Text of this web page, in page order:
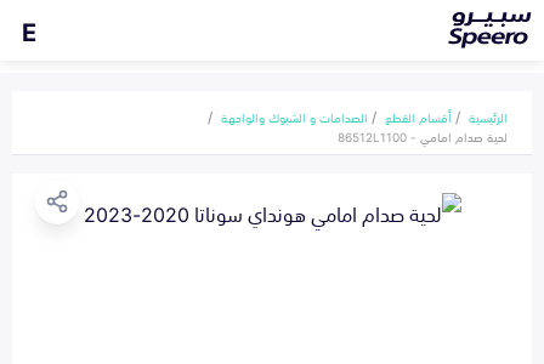
E
الرئيسية أقسام القطع
الصدامات و الشبوك والواجهة
لحية صدام امامي - 86512L1100